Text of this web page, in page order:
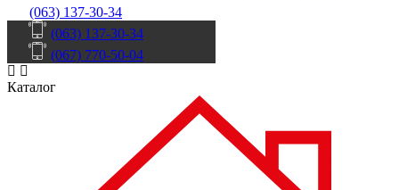
(063) 137-30-34
(063) 137-30-34
(067) 770-50-04
Каталог